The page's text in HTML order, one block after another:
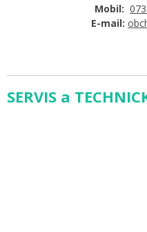
Mobil:
E-mail:
SERVIS a